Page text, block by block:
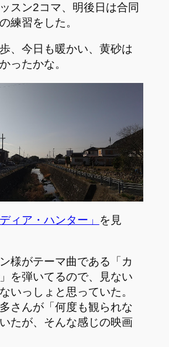
スン2コマ、明後日は合同
練習をした。
、今日も暖かい、黄砂は
ったかな。
ディア・ハンター」
を見
様がテーマ曲である「カ
を弾いてるので、見ない
いっしょと思っていた。
さんが「何度も観られな
たが、そんな感じの映画